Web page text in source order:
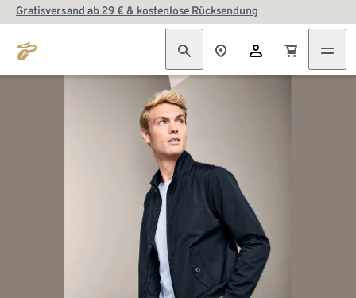
Gratisversand ab 29 € & kostenlose Rücksendung